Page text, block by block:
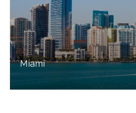
Miami